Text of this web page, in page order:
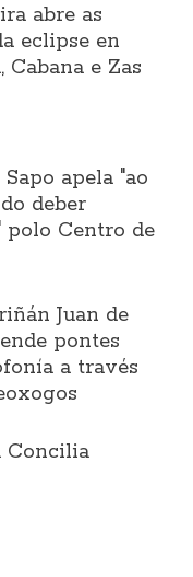
abre as
eclipse en
Cabana e Zas
apela "ao
deber
polo Centro de
Juan de
pontes
a través
Concilia